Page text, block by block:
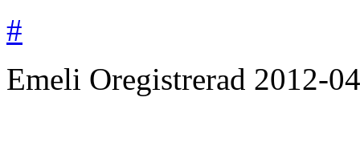
#
Emeli Oregistrerad 2012-